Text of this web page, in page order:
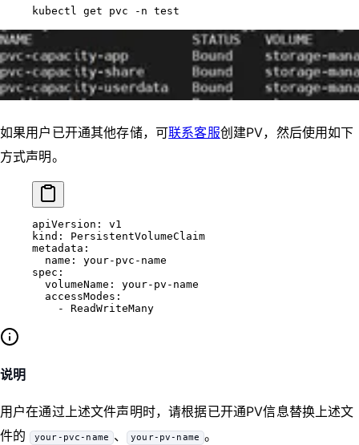
kubectl get pvc -n test
如果用户已开通其他存储，可联系客服创建PV，然后使用如下
方式声明。
apiVersion : v1
kind : PersistentVolumeClaim
metadata :
  name
: your-pvc-name
spec :
  volumeName
: your-pv-name
  accessModes
:
    -
ReadWriteMany
说明
用户在通过上述文件声明时，请根据已开通PV信息替换上述文
件的 your-pvc-name 、 your-pv-name 。